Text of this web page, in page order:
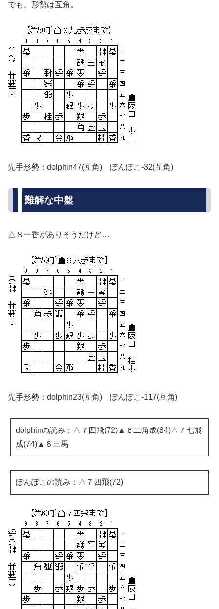
でも、形勢は互角。
先手形勢：dolphin47(互角) ぽんぽこ-32(互角)
難解な中盤
△８一香がありそうだけど…
先手形勢：dolphin23(互角) ぽんぽこ-117(互角)
dolphinの読み：△７四飛(72)▲６二角成(84)△７七飛
成(74)▲６三馬
ぽんぽこの読み：△７四飛(72)